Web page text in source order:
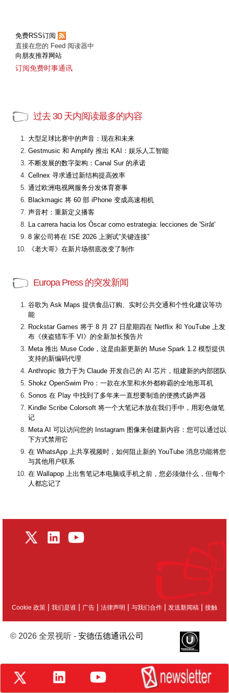
免费RSS订阅
直接在您的 Feed 阅读器中
向朋友推荐网站
订阅免费时事通讯
过去 30 天内阅读最多的内容
大型足球比赛中的声音：现在和未来
Gestmusic 和 Amplify 推出 KAI：娱乐人工智能
不断发展的数字架构：Canal Sur 的承诺
Cellnex 寻求通过新结构提高效率
通过欧洲电视网服务分发体育赛事
Blackmagic 将 60 部 iPhone 变成高速相机
声音村：重新定义播客
La carrera hacia los Óscar como estrategia: lecciones de 'Sirât'
8 家公司将在 ISE 2026 上测试“关键连接”
《老大哥》在新片场彻底改变了制作
Europa Press 的突发新闻
谷歌为 Ask Maps 提供食品订购、实时公共交通和个性化建议等功
能
Rockstar Games 将于 8 月 27 日星期四在 Netflix 和 YouTube 上发
布《侠盗猎车手 VI》的全新加长预告片
Meta 推出 Muse Code，这是由新更新的 Muse Spark 1.2 模型提供
支持的新编码代理
Anthropic 致力于为 Claude 开发自己的 AI 芯片，组建新的内部团队
Shokz OpenSwim Pro：一款在水里和水外都称霸的全地形耳机
Sonos 在 Play 中找到了多年来一直想要制造的便携式扬声器
Kindle Scribe Colorsoft 将一个大笔记本放在我们手中，用彩色做笔
记
Meta AI 可以访问您的 Instagram 图像来创建新内容：您可以通过以
下方式禁用它
在 WhatsApp 上共享视频时，如何阻止新的 YouTube 消息功能将您
与其他用户联系
在 Wallapop 上出售笔记本电脑或手机之前，您必须做什么，但每个
人都忘记了
Cookie 政策 | 我们是谁 | 广告 | 法律声明 | 与我们合作 | 发送新闻稿 | 接触
© 2026 全景视听 - 安德伍德通讯公司